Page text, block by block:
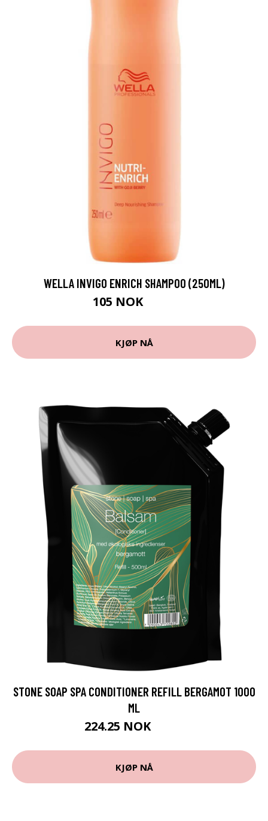
WELLA INVIGO ENRICH SHAMPOO (250ML)
105 NOK
KJØP NÅ
STONE SOAP SPA CONDITIONER REFILL BERGAMOT 1000
ML
224.25 NOK
KJØP NÅ